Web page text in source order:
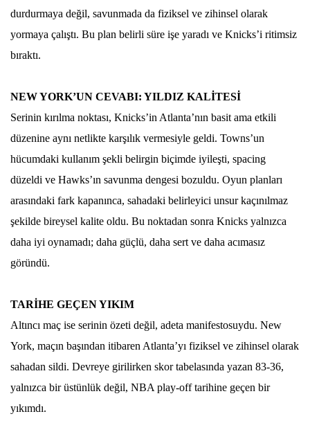
durdurmaya değil, savunmada da fiziksel ve zihinsel olarak
yormaya çalıştı. Bu plan belirli süre işe yaradı ve Knicks’i ritimsiz
bıraktı.
NEW YORK’UN CEVABI: YILDIZ KALİTESİ
Serinin kırılma noktası, Knicks’in Atlanta’nın basit ama etkili
düzenine aynı netlikte karşılık vermesiyle geldi. Towns’un
hücumdaki kullanım şekli belirgin biçimde iyileşti, spacing
düzeldi ve Hawks’ın savunma dengesi bozuldu. Oyun planları
arasındaki fark kapanınca, sahadaki belirleyici unsur kaçınılmaz
şekilde bireysel kalite oldu. Bu noktadan sonra Knicks yalnızca
daha iyi oynamadı; daha güçlü, daha sert ve daha acımasız
göründü.
TARİHE GEÇEN YIKIM
Altıncı maç ise serinin özeti değil, adeta manifestosuydu. New
York, maçın başından itibaren Atlanta’yı fiziksel ve zihinsel olarak
sahadan sildi. Devreye girilirken skor tabelasında yazan 83-36,
yalnızca bir üstünlük değil, NBA play-off tarihine geçen bir
yıkımdı.